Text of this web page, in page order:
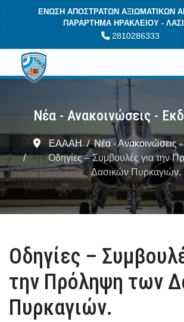
ΕΝΩΣΗ ΑΠΟΣΤΡΑΤΩΝ ΑΞΙΩΜΑΤΙΚΩΝ
ΠΑΡΑΡΤΗΜΑ ΗΡΑΚΛΕΙΟΥ -
2810286333
Νέα - Ανακοινώσεις -
ΕΑΑΑΗ
Νέα - Ανακοινώσεις
Οδηγίες – Συμβουλές για την
Δασικών Πυρκαγιών.
Οδηγίες –
την Πρόληψη των
Πυρκαγιών.